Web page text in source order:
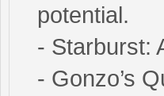
potential.
- Starburst:
- Gonzo’s